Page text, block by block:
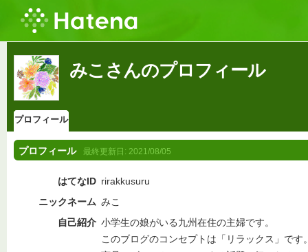
みこさんのプロフィール
プロフィール
プロフィール 最終更新日: 2021/08/05
はてなID rirakkusuru
ニックネーム みこ
自己紹介 小学生の娘がいる九州在住の主婦です。
このブログのコンセプトは「リラックス」です